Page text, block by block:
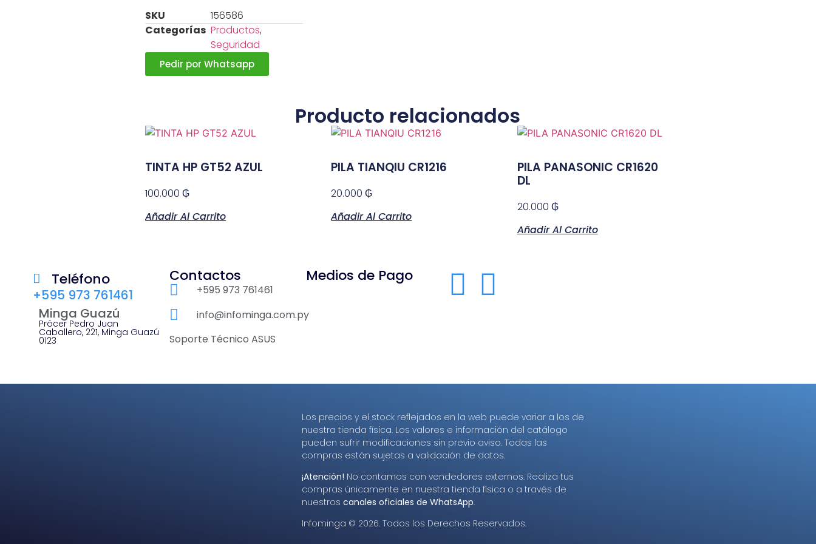
SKU
156586
Categorías Productos,
Seguridad
Pedir por Whatsapp
Producto relacionados
TINTA HP GT52 AZUL
100.000₲
Añadir Al Carrito
PILA TIANQIU CR1216
20.000₲
Añadir Al Carrito
PILA PANASONIC CR1620
DL
20.000 ₲
Añadir Al Carrito
Teléfono
+595 973 761461
Minga Guazú
Prócer Pedro Juan
Caballero, 221, Minga Guazú
0123
Contactos
+595 973 761461
info@infominga.com.py
Soporte Técnico ASUS
Medios de Pago
Los precios y el stock reflejados en la web puede variar a los de
nuestra tienda física. Los valores e información del catálogo
pueden sufrir modificaciones sin previo aviso. Todas las
compras están sujetas a validación de datos.
¡Atención! No contamos con vendedores externos. Realiza tus
compras únicamente en nuestra tienda física o a través de
nuestros canales oficiales de WhatsApp.
Infominga © 2026. Todos los Derechos Reservados.